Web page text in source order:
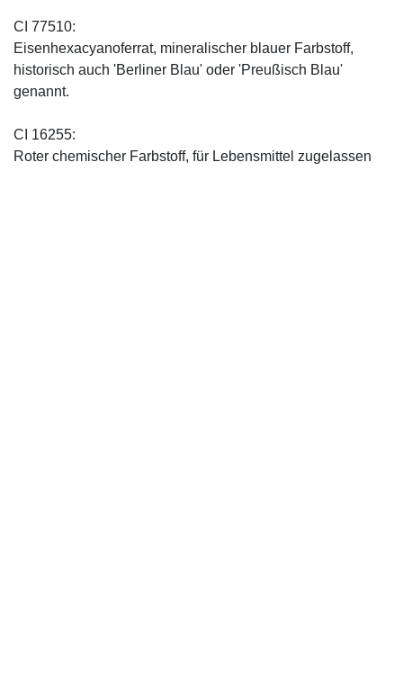
CI 77510:
Eisenhexacyanoferrat, mineralischer blauer Farbstoff,
historisch auch 'Berliner Blau' oder 'Preußisch Blau'
genannt.
CI 16255:
Roter chemischer Farbstoff, für Lebensmittel zugelassen